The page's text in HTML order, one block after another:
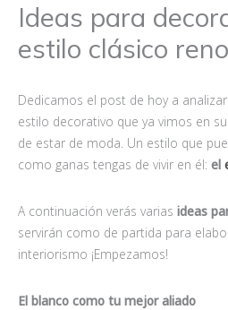
Ideas para
estilo clásico
Dedicamos el post de hoy a
estilo decorativo que ya vimos en
de estar de moda. Un estilo que
como ganas tengas de vivir en él: el
A continuación verás varias ideas
servirán como de partida para
interiorismo ¡Empezamos!
El blanco como tu mejor aliado